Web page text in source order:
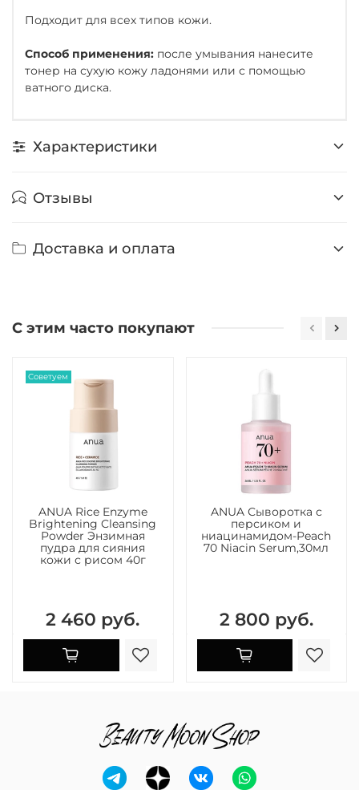
Подходит для всех типов кожи.
Способ применения: после умывания нанесите
тонер на сухую кожу ладонями или с помощью
ватного диска.
Характеристики
Отзывы
Доставка и оплата
С этим часто покупают
Советуем
ANUA Rice Enzyme
Brightening Cleansing
Powder Энзимная
пудра для сияния
кожи с рисом 40г
2 460 руб.
ANUA Сыворотка с
персиком и
ниацинамидом-Peach
70 Niacin Serum,30мл
2 800 руб.